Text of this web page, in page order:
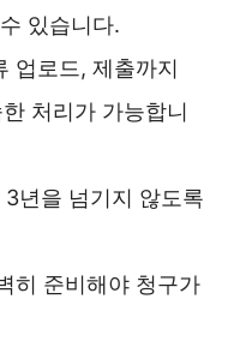
있습니다.
업로드, 제출까지
처리가 가능합니
년을 넘기지 않도록
히 준비해야 청구가